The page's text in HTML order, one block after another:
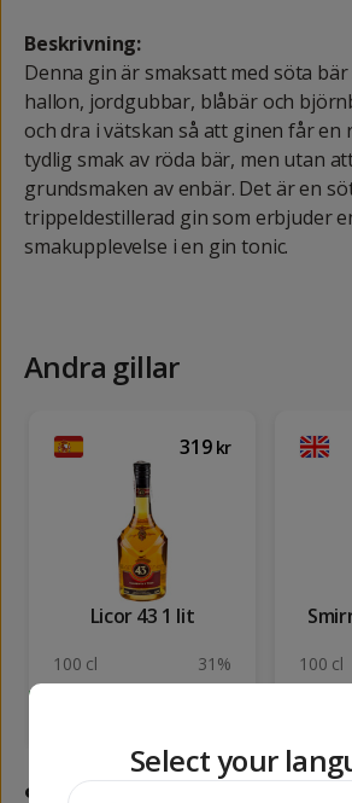
Beskrivning:
Denna gin är smaksatt med söta
hallon, jordgubbar, blåbär och
och dra i vätskan så att ginen får en
tydlig smak av röda bär, men utan
grundsmaken av enbär. Det är en
trippeldestillerad gin som erbjuder
smakupplevelse i en gin tonic.
Andra gillar
319 kr
Licor 43 1 lit
100 cl 31% 100 cl
Select your